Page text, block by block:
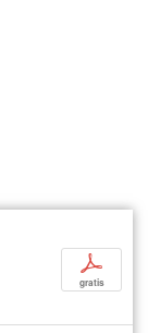
p
gratis